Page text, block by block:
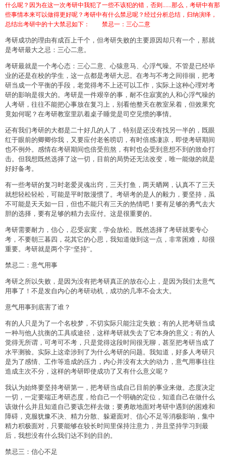
什么呢？因为在这一次考研中我犯了一些不该犯的错，否则......那么，考研中有那
些事情本来可以做得更好呢？考研中有什么禁忌呢？经过分析总结，归纳演绎，
总结出考研中的十大禁忌如下：
禁忌一：三心二意
考研成功的理由有成百上千个，但考研失败的主要原因却只有一个，那就
是考研最大之忌：三心二意。
考研最就是一个考心态：三心二意、心猿意马、心浮气噪。不管是已经毕
业的还是在校的学生，这一点都是考研大忌。在考与不考之间徘徊，把考
研当成一个平衡的手段，老觉得考不上还可以工作，实际上这种心理对考
研的影响是很大的。考研是一件艰辛的事，耐不住寂寞的人和心浮气噪的
人考研，往往不能把心事放在复习上，别看他整天在教室呆着，但效果究
竟如何呢？在考研教室里趴着桌子睡觉是司空见惯的事情。
还有我们考研的大都是二十好几的人了，特别是还没有找另一半的，既眼
红于眼前的卿卿你我，又要应付老爸唠叨，有时倍感凄凉，即使考研期间
也不例外。感情在考研期间也倍受煎熬，有时也会受到意想不到的致命打
击。但我想既然选择了这一切，目前的局势还无法改变，唯一能做的就是
好好备考。
有一些考研的复习时老爱灵魂出窍，三天打鱼，两天晒网，认真不了三天
就想轻松轻松，可能是平时散漫惯了。考研考的是人的毅力，要坚持，虽
不可能是天天如一日，但也不能只有三天的热情吧！要有足够的勇气去大
胆的选择，要有足够的精力去应付。这是很重要的。
考研需要耐力，信心，忍受寂寞，学会放松。既然选择了考研就要专心
考，不要朝三暮四，花其它的心思，我知道做到这一点，非常困难，却很
重要。考研就是两个字“坚持”。
禁忌二：意气用事
考研之所以失败，是因为没有把考研真正的放在心上，是因为我们太意气
用事了！不是发自内心的考研动机，成功的几率不会太大。
意气用事到底害了谁？
有的人只是为了一个名校梦，不切实际只能注定失败；有的人把考研当成
一种与他人抗衡的工具或途径，这样考研就失去了它本身的意义；有的人
觉得无所谓，可考可不考，只是觉得这段时间很无聊，甚至把考研当成了
水平测验。实际上这牵涉到了为什么考研的问题。我知道，好多人考研只
是为了感情、工作等造成的压力，内心并没有太大的动力，意气用事往往
造成主次不分，这样的考研即使成功了又有什么意义呢？
我认为始终要坚持考研第一，把考研当成自己目前的事业来做。态度决定
一切，一定要端正考研态度，给自己一个明确的定位，知道自己在做什么
该做什么并且知道自己要该怎样去做；要勇敢地面对考研中遇到的困难和
障碍，克服犹豫不决、精力分散、躲避面对、信心不足等消极影响，集中
精力积极面对，只要能够在较长时间里保持注意力，并且坚持学习到最
后，我想没有什么我们达不到的目的。
禁忌三：信心不足